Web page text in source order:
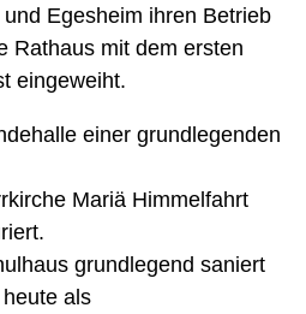
Egesheim ihren Betrieb
Rathaus mit dem ersten
eingeweiht.
einer grundlegenden
Mariä Himmelfahrt
grundlegend saniert
als